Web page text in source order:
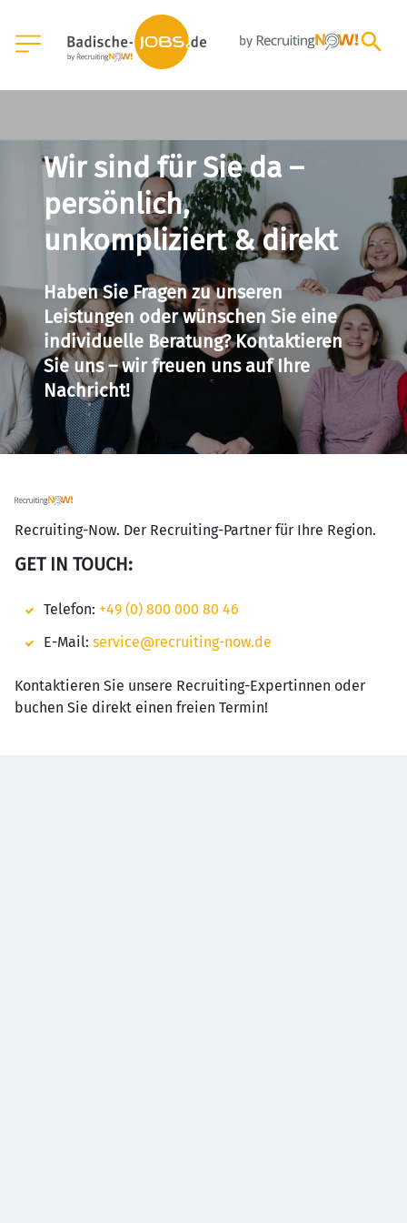
Wir sind für Sie da –
persönlich,
unkompliziert & direkt
Haben Sie Fragen zu unseren
Leistungen oder wünschen Sie eine
individuelle Beratung? Kontaktieren
Sie uns – wir freuen uns auf Ihre
Nachricht!
Recruiting-Now. Der Recruiting-Partner für Ihre Region.
GET IN TOUCH:
Telefon: +49 (0) 800 000 80 46
E-Mail: service@recruiting-now.de
Kontaktieren Sie unsere Recruiting-Expertinnen oder
buchen Sie direkt einen freien Termin!